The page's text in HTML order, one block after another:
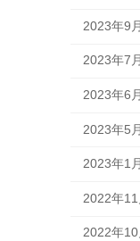
2023年9月
2023年7月
2023年6月
2023年5月
2023年1月
2022年11
2022年10